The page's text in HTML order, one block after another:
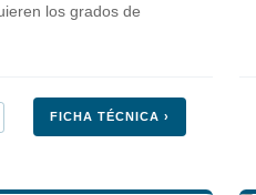
los grados de
FICHA TÉCNICA ›